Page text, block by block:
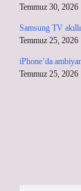
Temmuz 30, 2026
Samsung TV
Temmuz 25, 2026
iPhone’da
Temmuz 25, 2026